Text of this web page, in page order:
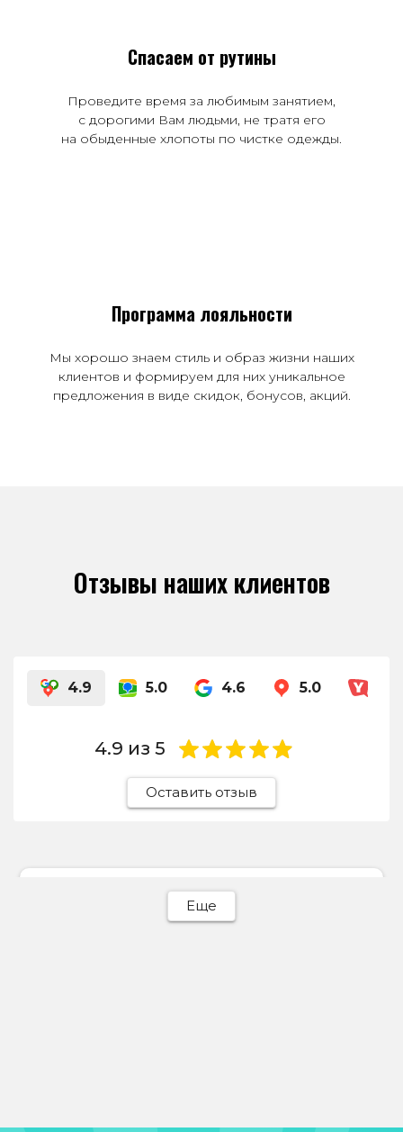
Спасаем от рутины
Проведите время за любимым занятием,
с дорогими Вам людьми, не тратя его
на обыденные хлопоты по чистке одежды.
Программа лояльности
Мы хорошо знаем стиль и образ жизни наших
клиентов и формируем для них уникальное
предложения в виде скидок, бонусов, акций.
Отзывы наших клиентов
4.9 5.0 4.6 5.0
4.9 из 5
Оставить отзыв
Ева Батурина
Еще